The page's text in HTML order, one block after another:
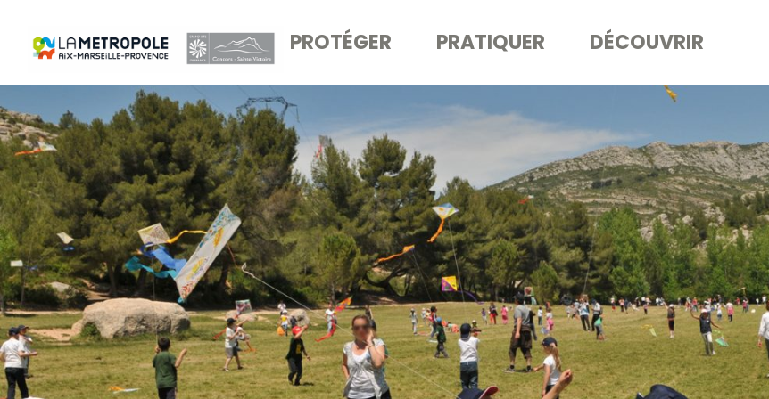
PROTÉGER PRATIQUER DÉCOUVRIR